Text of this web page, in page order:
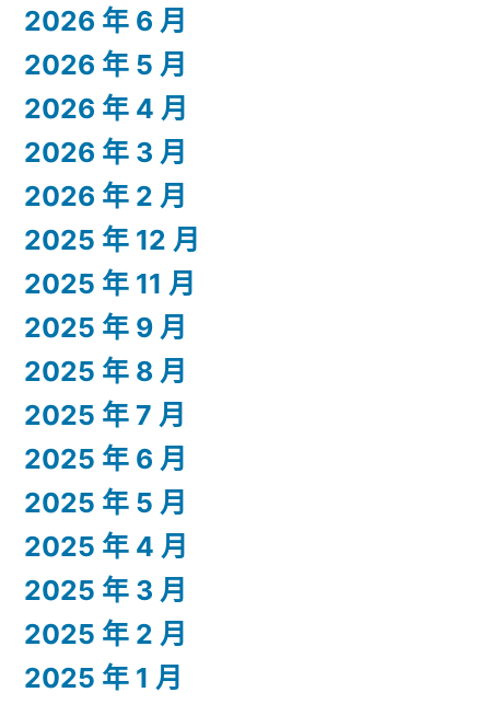
2026 年 6 月
2026 年 5 月
2026 年 4 月
2026 年 3 月
2026 年 2 月
2025 年 12 月
2025 年 11 月
2025 年 9 月
2025 年 8 月
2025 年 7 月
2025 年 6 月
2025 年 5 月
2025 年 4 月
2025 年 3 月
2025 年 2 月
2025 年 1 月